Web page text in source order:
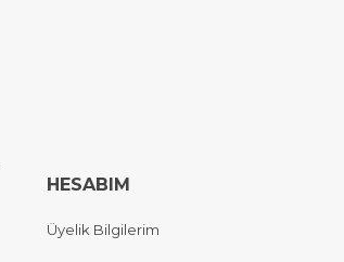
HESABIM
Üyelik Bilgilerim